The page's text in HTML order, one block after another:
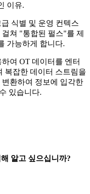
이유.
급 식별 및 운영 컨텍스
쳐 "통합된 펄스"를 제
가능하게 합니다.
하여 OT 데이터를 엔터
복잡한 데이터 스트림을
환하여 정보에 입각한
있습니다.
알고 싶으십니까?